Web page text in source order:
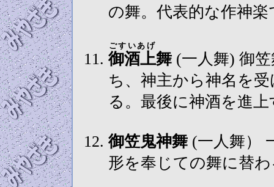
の舞。代表的な作神
御酒上
ごすいあげ
舞(一人舞) 御笠舞の一人が残り舞鈴と舞幣を蒋
ち、神主から神名を
る。最後に神酒を進
御笠鬼神舞(一人舞） 一番鬼神に同じ。但し途中から鏡
形を奉じての舞に替